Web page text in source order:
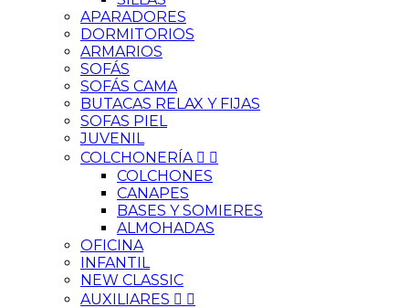
APARADORES
DORMITORIOS
ARMARIOS
SOFÁS
SOFÁS CAMA
BUTACAS RELAX Y FIJAS
SOFAS PIEL
JUVENIL
COLCHONERÍA  
COLCHONES
CANAPES
BASES Y SOMIERES
ALMOHADAS
OFICINA
INFANTIL
NEW CLASSIC
AUXILIARES  